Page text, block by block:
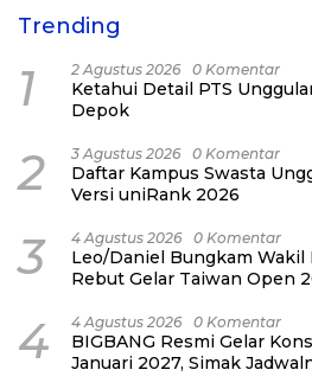
Trending
1 2 Agustus 2026 0 Komentar
Ketahui Detail PTS
Depok
2 3 Agustus 2026 0 Komentar
Daftar Kampus Swasta
Versi uniRank 2026
3 4 Agustus 2026 0 Komentar
Leo/Daniel Bungkam Wakil
Rebut Gelar Taiwan Open
4 4 Agustus 2026 0 Komentar
BIGBANG Resmi Gelar
Januari 2027, Simak